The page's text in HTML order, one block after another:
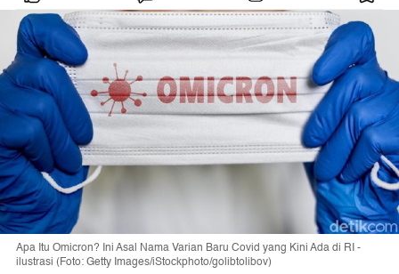
Apa Itu Omicron? Ini Asal Nama Varian Baru Covid yang Kini Ada di RI -
ilustrasi (Foto: Getty Images/iStockphoto/golibtolibov)